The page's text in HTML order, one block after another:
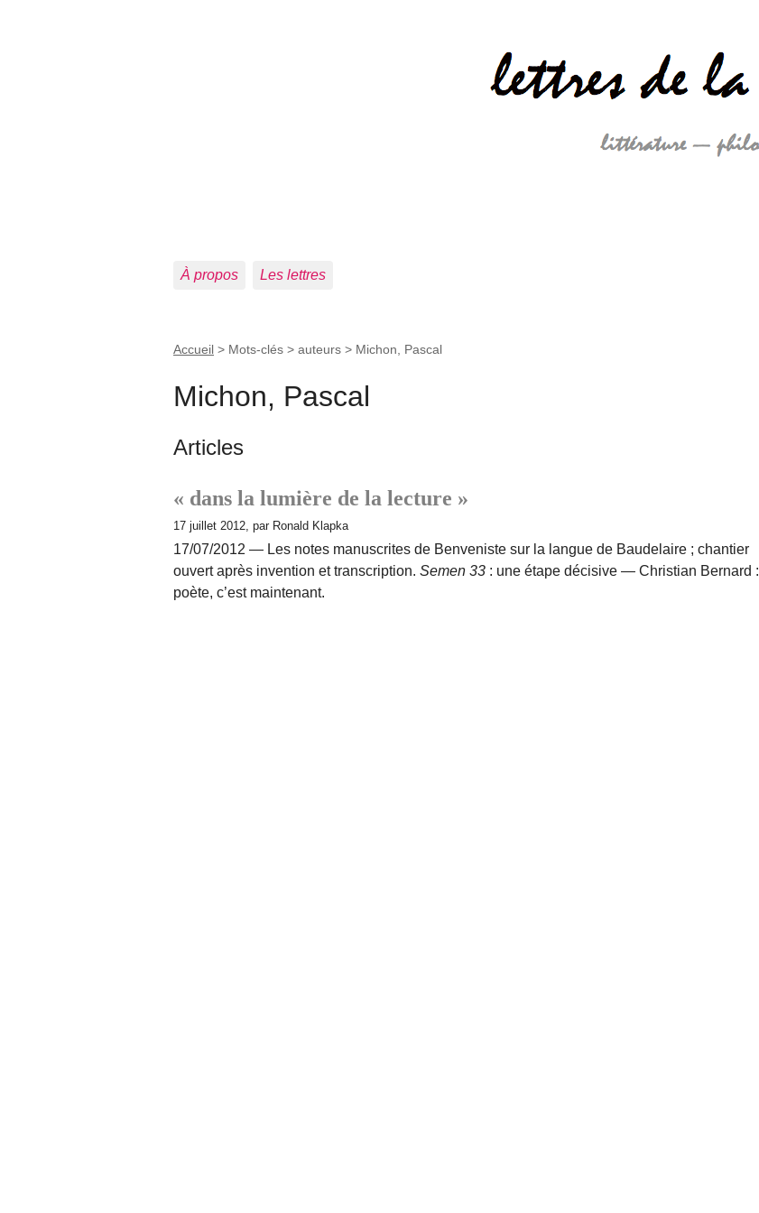
À propos Les lettres
Accueil > Mots-clés > auteurs > Michon, Pascal
Michon, Pascal
Articles
« dans la lumière de la lecture »
17 juillet 2012, par Ronald Klapka
17/07/2012 — Les notes manuscrites de Benveniste sur la langue de Baudelaire ; chantier
ouvert après invention et transcription. Semen 33 : une étape décisive — Christian Bernard :
poète, c’est maintenant.